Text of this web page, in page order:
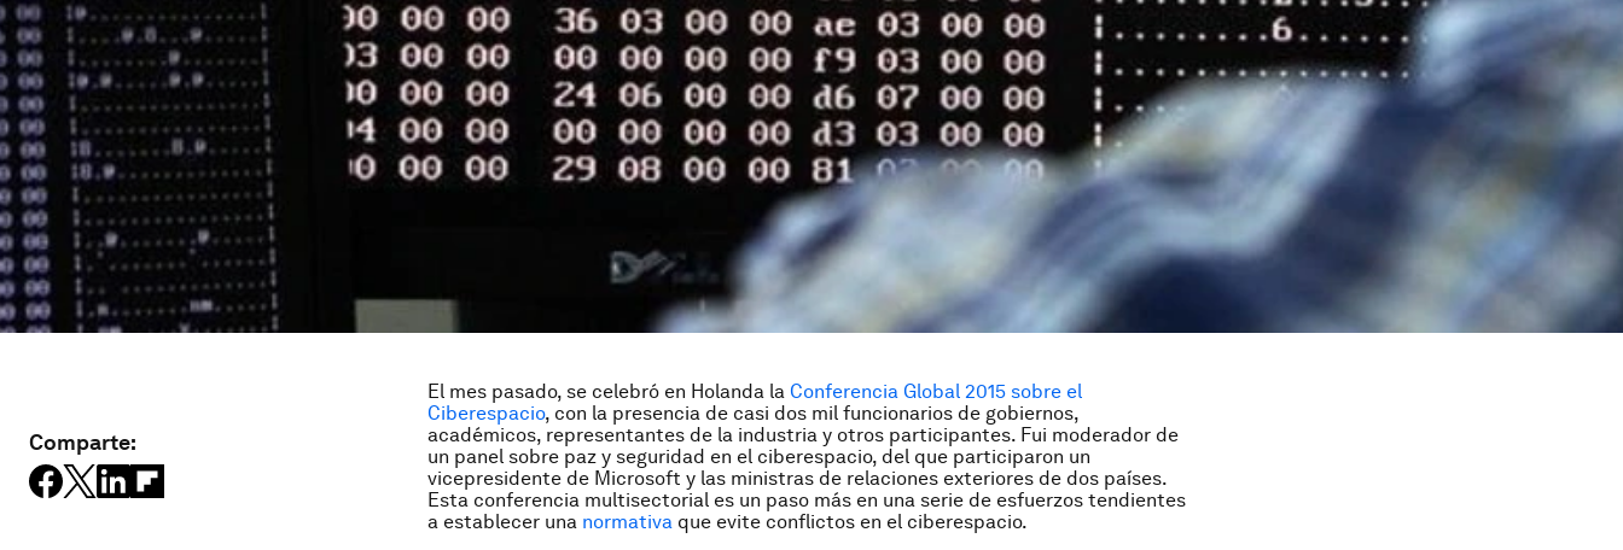
Comparte:
El mes pasado, se celebró en Holanda la Conferencia Global 2015 sobre el
Ciberespacio, con la presencia de casi dos mil funcionarios de gobiernos,
académicos, representantes de la industria y otros participantes. Fui moderador de
un panel sobre paz y seguridad en el ciberespacio, del que participaron un
vicepresidente de Microsoft y las ministras de relaciones exteriores de dos países.
Esta conferencia multisectorial es un paso más en una serie de esfuerzos tendientes
a establecer una normativa que evite conflictos en el ciberespacio.